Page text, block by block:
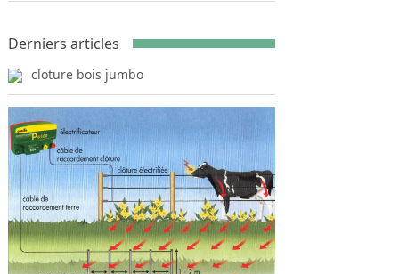
Derniers articles
cloture bois jumbo